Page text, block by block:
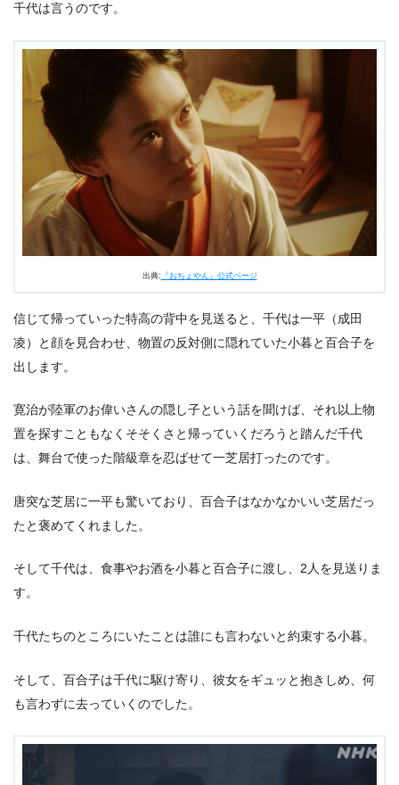
千代は言うのです。
出典: 『おちょやん』公式ページ
信じて帰っていった特高の背中を見送ると、千代は一平（成田
凌）と顔を見合わせ、物置の反対側に隠れていた小暮と百合子を
出します。
寛治が陸軍のお偉いさんの隠し子という話を聞けば、それ以上物
置を探すこともなくそそくさと帰っていくだろうと踏んだ千代
は、舞台で使った階級章を忍ばせて一芝居打ったのです。
唐突な芝居に一平も驚いており、百合子はなかなかいい芝居だっ
たと褒めてくれました。
そして千代は、食事やお酒を小暮と百合子に渡し、2人を見送りま
す。
千代たちのところにいたことは誰にも言わないと約束する小暮。
そして、百合子は千代に駆け寄り、彼女をギュッと抱きしめ、何
も言わずに去っていくのでした。